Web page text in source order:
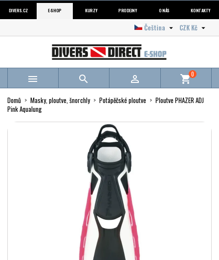
DIVERS.CZ E-SHOP KURZY PRODEJNY O NÁS KONTAKTY
CZK Kč 
Čeština 
   shopping_cart0
Domů Masky, ploutve, šnorchly Potápěčské ploutve
Ploutve PHAZER ADJ
Pink Aqualung